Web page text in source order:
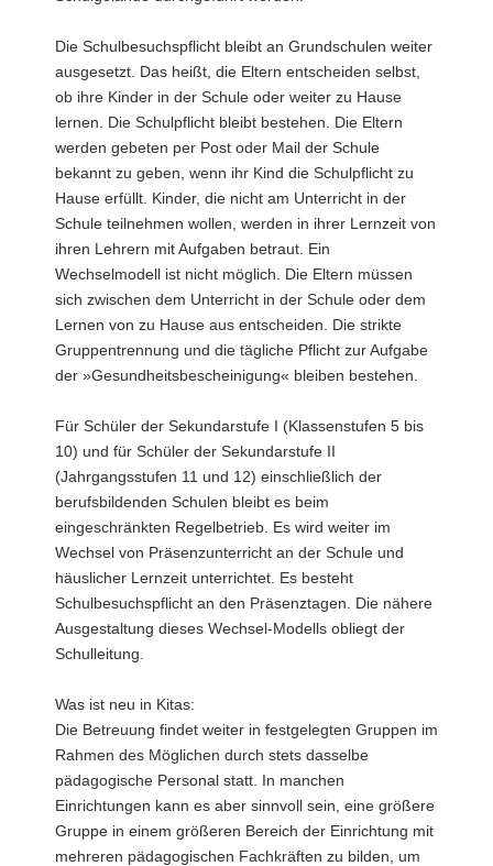
Die Schulbesuchspflicht bleibt an Grundschulen weiter
ausgesetzt. Das heißt, die Eltern entscheiden selbst,
ob ihre Kinder in der Schule oder weiter zu Hause
lernen. Die Schulpflicht bleibt bestehen. Die Eltern
werden gebeten per Post oder Mail der Schule
bekannt zu geben, wenn ihr Kind die Schulpflicht zu
Hause erfüllt. Kinder, die nicht am Unterricht in der
Schule teilnehmen wollen, werden in ihrer Lernzeit von
ihren Lehrern mit Aufgaben betraut. Ein
Wechselmodell ist nicht möglich. Die Eltern müssen
sich zwischen dem Unterricht in der Schule oder dem
Lernen von zu Hause aus entscheiden. Die strikte
Gruppentrennung und die tägliche Pflicht zur Aufgabe
der »Gesundheitsbescheinigung« bleiben bestehen.
Für Schüler der Sekundarstufe I (Klassenstufen 5 bis
10) und für Schüler der Sekundarstufe II
(Jahrgangsstufen 11 und 12) einschließlich der
berufsbildenden Schulen bleibt es beim
eingeschränkten Regelbetrieb. Es wird weiter im
Wechsel von Präsenzunterricht an der Schule und
häuslicher Lernzeit unterrichtet. Es besteht
Schulbesuchspflicht an den Präsenztagen. Die nähere
Ausgestaltung dieses Wechsel-Modells obliegt der
Schulleitung.
Was ist neu in Kitas:
Die Betreuung findet weiter in festgelegten Gruppen im
Rahmen des Möglichen durch stets dasselbe
pädagogische Personal statt. In manchen
Einrichtungen kann es aber sinnvoll sein, eine größere
Gruppe in einem größeren Bereich der Einrichtung mit
mehreren pädagogischen Fachkräften zu bilden, um